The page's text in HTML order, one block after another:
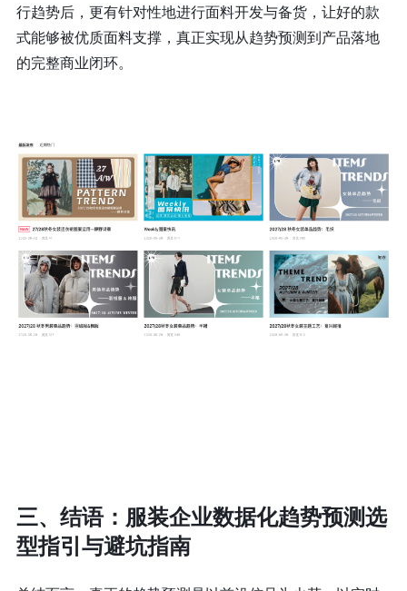
行趋势后，更有针对性地进行面料开发与备货，让好的款
式能够被优质面料支撑，真正实现从趋势预测到产品落地
的完整商业闭环。
三、结语：服装企业数据化趋势预测选
型指引与避坑指南